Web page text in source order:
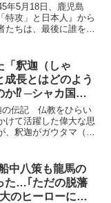
年5月18日、鹿児島
特攻」と日本人』から
ちは、最後に誰を思
「釈迦（しゃ
成長とはどのよう
か⁉ ─シャカ国の
れ妻子を置いて出
】
の伝記 仏教をひらい
けて活躍した偉大な思
、釈迦がガウタマ（釈
中八策も龍馬の
た…｢ただの脱藩
のヒーローに仕